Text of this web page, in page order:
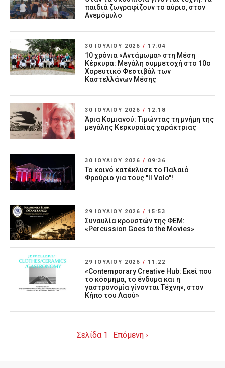
παιδιά ζωγραφίζουν το αύριο, στον
Ανεμόμυλο
30 ΙΟΥΛΊΟΥ 2026 / 17:04
10 χρόνια «Αντάμωμα» στη Μέση
Κέρκυρα: Μεγάλη συμμετοχή στο 10ο
Χορευτικό Φεστιβάλ των
Καστελλάνων Μέσης
30 ΙΟΥΛΊΟΥ 2026 / 12:18
Άρια Κομιανού: Τιμώντας τη μνήμη της
μεγάλης Κερκυραίας χαράκτριας
30 ΙΟΥΛΊΟΥ 2026 / 09:36
Το κοινό κατέκλυσε το Παλαιό
Φρούριο για τους "Il Volo"!
29 ΙΟΥΛΊΟΥ 2026 / 15:53
Συναυλία κρουστών της ΦΕΜ:
«Percussion Goes to the Movies»
29 ΙΟΥΛΊΟΥ 2026 / 11:22
«Contemporary Creative Hub: Εκεί που
το κόσμημα, το ένδυμα και η
γαστρονομία γίνονται Τέχνη», στον
Κήπο του Λαού»
Σελίδα 1 Επόμενη ›